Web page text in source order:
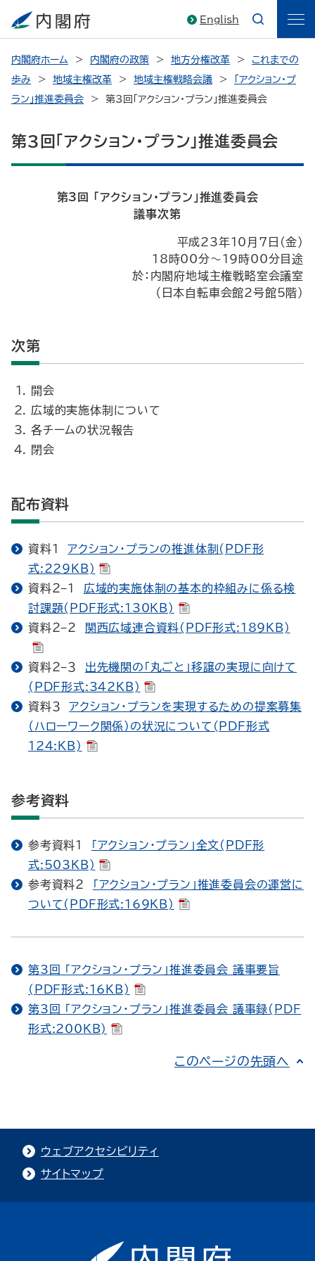
English
内閣府ホーム 内閣府の政策 地方分権改革
これまでの
歩み
地域主権改革 地域主権戦略会議
「アクション・プ
ラン」推進委員会
第3回「アクション・プラン」推進委員会
第3回「アクション・プラン」推進委員会
第3回 「アクション・プラン」推進委員会
議事次第
平成23年10月7日(金)
18時00分～19時00分目途
於：内閣府地域主権戦略室会議室
（日本自転車会館2号館5階）
次第
開会
広域的実施体制について
各チームの状況報告
閉会
配布資料
資料１アクション・プランの推進体制(PDF形
式:229KB)
資料２−１ 広域的実施体制の基本的枠組みに係る検
討課題(PDF形式:130KB)
資料２−２
関西広域連合資料(PDF形式:189KB)
資料２−３ 出先機関の「丸ごと」移譲の実現に向けて
(PDF形式:342KB)
資料３アクション・プランを実現するための提案募集
（ハローワーク関係）の状況について(PDF形式
124:KB)
参考資料
参考資料１
「アクション・プラン」全文(PDF形
式:503KB)
参考資料２
「アクション・プラン」推進委員会の運営に
ついて(PDF形式:169KB)
第3回 「アクション・プラン」推進委員会 議事要旨
(PDF形式:16KB)
第3回 「アクション・プラン」推進委員会 議事録(PDF
形式:200KB)
このページの先頭へ
ウェブアクセシビリティ
サイトマップ